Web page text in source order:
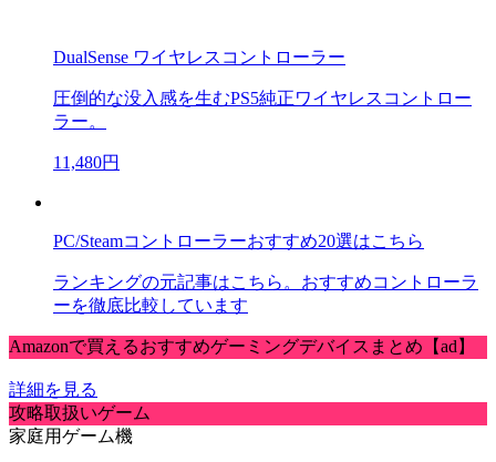
DualSense ワイヤレスコントローラー
圧倒的な没入感を生むPS5純正ワイヤレスコントロー
ラー。
11,480円
PC/Steamコントローラーおすすめ20選はこちら
ランキングの元記事はこちら。おすすめコントローラ
ーを徹底比較しています
Amazonで買えるおすすめゲーミングデバイスまとめ【ad】
詳細を見る
攻略取扱いゲーム
家庭用ゲーム機